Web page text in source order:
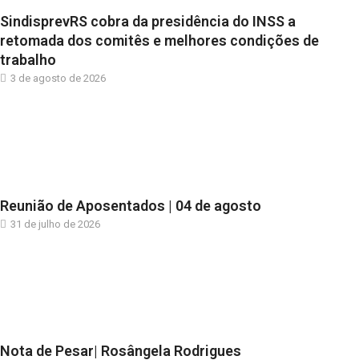
SindisprevRS cobra da presidência do INSS a
retomada dos comitês e melhores condições de
trabalho
3 de agosto de 2026
Reunião de Aposentados | 04 de agosto
31 de julho de 2026
Nota de Pesar| Rosângela Rodrigues